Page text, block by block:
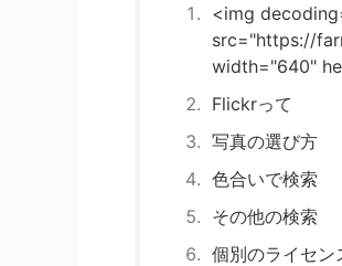
<img
src="https://
width="640"
Flickrって
写真の選び方
色合いで検索
その他の検索
個別のライセン